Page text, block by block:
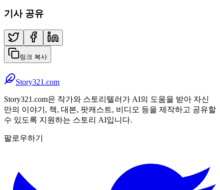
기사 공유
링크 복사
Story321.com
Story321.com은 작가와 스토리텔러가 AI의 도움을 받아 자신
만의 이야기, 책, 대본, 팟캐스트, 비디오 등을 제작하고 공유할
수 있도록 지원하는 스토리 AI입니다.
팔로우하기